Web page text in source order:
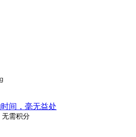
间，毫无益处
无需积分